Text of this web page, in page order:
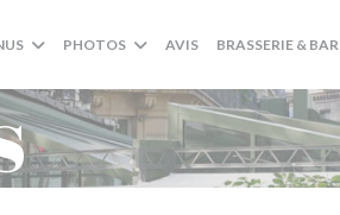
PHOTOS AVIS BRASSERIE & BAR